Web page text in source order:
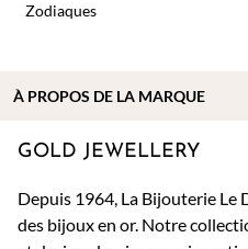
Zodiaques
GOLD JEWELLERY
Depuis 1964, La Bijouterie Le
des bijoux en or. Notre
À PROPOS DE LA MARQUE